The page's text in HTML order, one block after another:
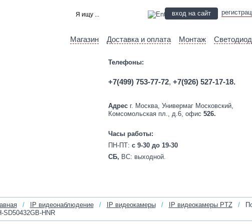
вход на сайт
Магазин Доставка и оплата Монтаж
Телефоны:
+7(499) 753-77-72, +7(926) 527-17-18.
Адресг. Москва, Универмаг Московский,
Комсомольская пл., д.6, офис 526.
Часы работы:
ПН-ПТ: c 9-30 до 19-30
СБ, ВС: выходной.
/ IP видеонаблюдение / IP видеокамеры / IP видеокамеры PTZ /
SD50432GB-HNR